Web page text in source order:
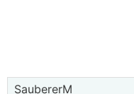
SaubererM